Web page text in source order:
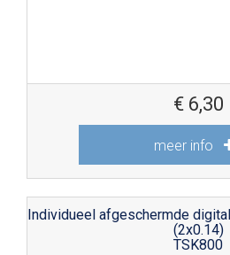
€ 6,30
meer info
Individueel afgeschermde
(2x0.14)
TSK800